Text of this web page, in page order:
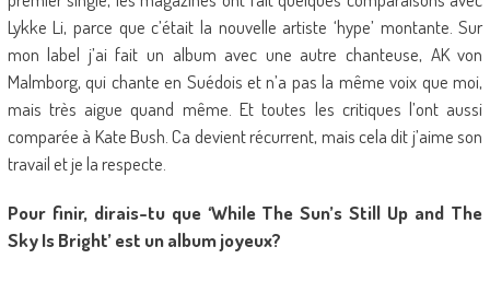
Lykke Li, parce que c’était la nouvelle artiste ‘hype’ montante. Sur
mon label j’ai fait un album avec une autre chanteuse, AK von
Malmborg, qui chante en Suédois et n’a pas la même voix que moi,
mais très aigue quand même. Et toutes les critiques l’ont aussi
comparée à Kate Bush. Ca devient récurrent, mais cela dit j’aime son
travail et je la respecte.
Pour finir, dirais-tu que ‘While The Sun’s Still Up and The
Sky Is Bright’ est un album joyeux?